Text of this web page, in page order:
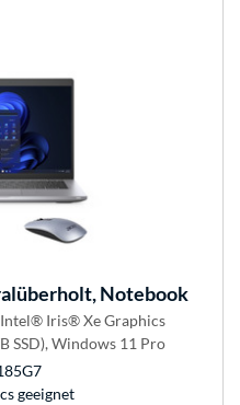
Notebook
Iris® Xe Graphics
SSD), Windows 11 Pro
geeignet